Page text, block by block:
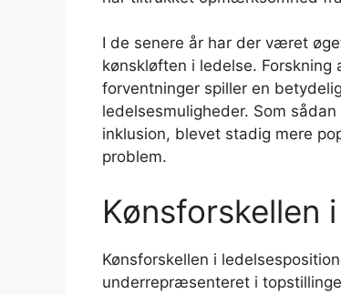
I de senere år har der været
kønskløften i ledelse.
forventninger spiller en
ledelsesmuligheder. Som
inklusion, blevet stadig mere
problem.
Kønsforskellen
Kønsforskellen i
underrepræsenteret i